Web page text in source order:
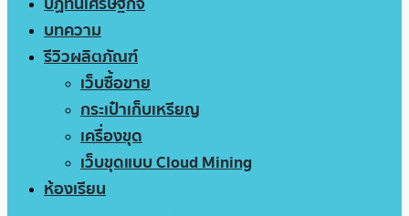
บทความ
รีวิวผลิตภัณฑ์
เว็บซื้อขาย
กระเป๋าเก็บเหรียญ
เครื่องขุด
เว็บขุดแบบ Cloud Mining
ห้องเรียน